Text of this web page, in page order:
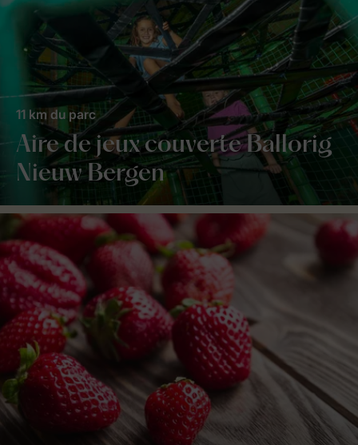
Aire de jeux couverte Ballorig
Nieuw Bergen
11 km du parc